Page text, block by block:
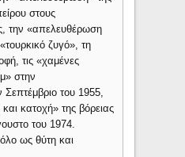
στους
την «απελευθέρωση
ζυγό», τη
τις «χαμένες
στην
του 1955,
κατοχή» της βόρειας
του 1974.
ως θύτη και